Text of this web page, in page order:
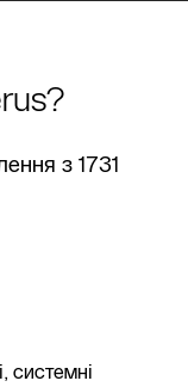
з 1731
системні